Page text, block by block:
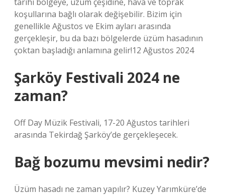
koşullarına bağlı olarak değişebilir. Bizim için
genellikle Ağustos ve Ekim ayları arasında
gerçekleşir, bu da bazı bölgelerde üzüm hasadının
çoktan başladığı anlamına gelir!12 Ağustos 2024
Şarköy Festivali 2024 ne
zaman?
Off Day Müzik Festivali, 17-20 Ağustos tarihleri ​​
arasında Tekirdağ Şarköy’de gerçekleşecek.
Bağ bozumu mevsimi nedir?
Üzüm hasadı ne zaman yapılır? Kuzey Yarımküre’de